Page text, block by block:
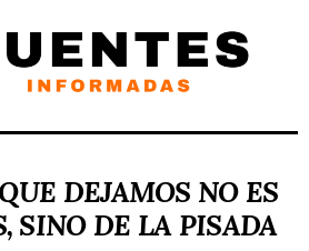
DEJAMOS NO ES
SINO DE LA PISADA